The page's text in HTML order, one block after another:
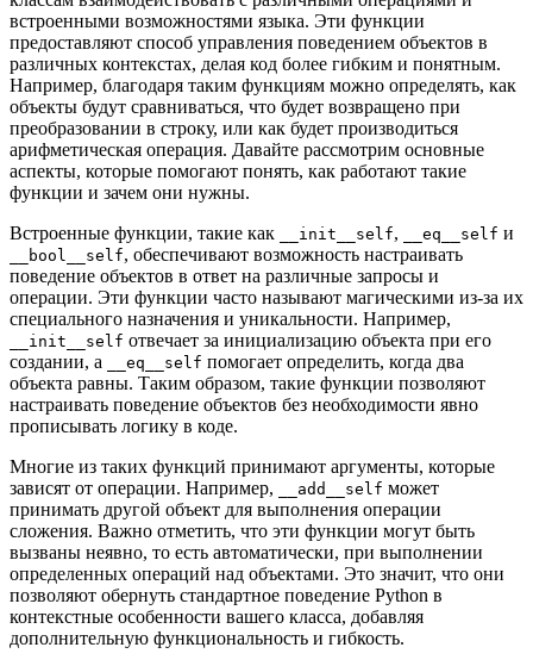
встроенными возможностями языка. Эти функции
предоставляют способ управления поведением объектов в
различных контекстах, делая код более гибким и понятным.
Например, благодаря таким функциям можно определять, как
объекты будут сравниваться, что будет возвращено при
преобразовании в строку, или как будет производиться
арифметическая операция. Давайте рассмотрим основные
аспекты, которые помогают понять, как работают такие
функции и зачем они нужны.
Встроенные функции, такие как
__init__self, __eq__self и
__bool__self, обеспечивают возможность настраивать
поведение объектов в ответ на различные запросы и
операции. Эти функции часто называют магическими из-за их
специального назначения и уникальности. Например,
__init__self отвечает за инициализацию объекта при его
создании, а
__eq__self помогает определить, когда два
объекта равны. Таким образом, такие функции позволяют
настраивать поведение объектов без необходимости явно
прописывать логику в коде.
Многие из таких функций принимают аргументы, которые
зависят от операции. Например,
__add__self может
принимать другой объект для выполнения операции
сложения. Важно отметить, что эти функции могут быть
вызваны неявно, то есть автоматически, при выполнении
определенных операций над объектами. Это значит, что они
позволяют обернуть стандартное поведение Python в
контекстные особенности вашего класса, добавляя
дополнительную функциональность и гибкость.